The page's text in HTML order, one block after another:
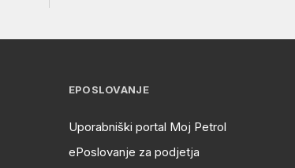
EPOSLOVANJE
Uporabniški portal Moj Petrol
ePoslovanje za podjetja